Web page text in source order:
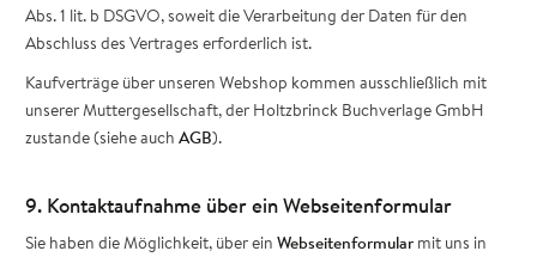
Abs. 1 lit. b DSGVO, soweit die Verarbeitung der Daten für den
Abschluss des Vertrages erforderlich ist.
Kaufverträge über unseren Webshop kommen ausschließlich mit
unserer Muttergesellschaft, der Holtzbrinck Buchverlage GmbH
zustande (siehe auch AGB).
9. Kontaktaufnahme über ein Webseitenformular
Sie haben die Möglichkeit, über ein Webseitenformularmit uns in